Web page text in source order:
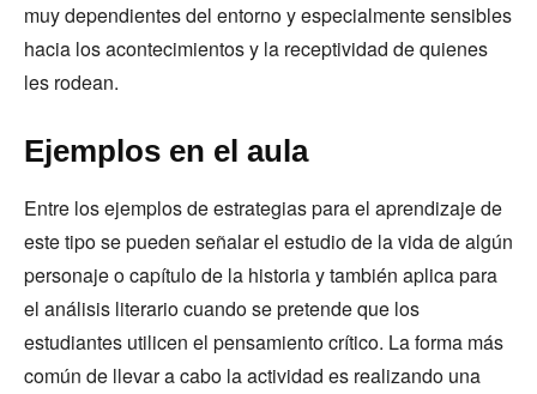
muy dependientes del entorno y especialmente sensibles
hacia los acontecimientos y la receptividad de quienes
les rodean.
Ejemplos en el aula
Entre los ejemplos de estrategias para el aprendizaje de
este tipo se pueden señalar el estudio de la vida de algún
personaje o capítulo de la historia y también aplica para
el análisis literario cuando se pretende que los
estudiantes utilicen el pensamiento crítico. La forma más
común de llevar a cabo la actividad es realizando una